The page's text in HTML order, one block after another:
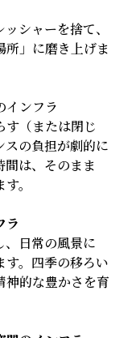
シャーを捨て、
所」に磨き上げま
インフラ
す（または閉じ
スの負担が劇的に
は、そのまま
。
ラ
、日常の風景に
す。四季の移ろい
神的な豊かさを育